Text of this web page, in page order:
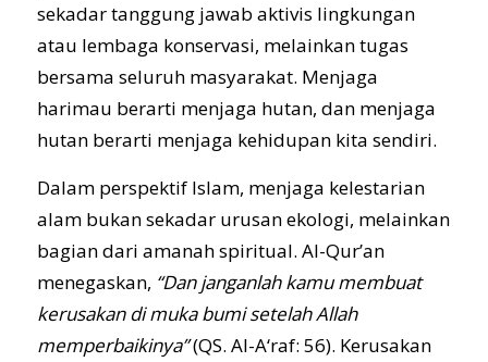
sekadar tanggung jawab aktivis lingkungan
atau lembaga konservasi, melainkan tugas
bersama seluruh masyarakat. Menjaga
harimau berarti menjaga hutan, dan menjaga
hutan berarti menjaga kehidupan kita sendiri.
Dalam perspektif Islam, menjaga kelestarian
alam bukan sekadar urusan ekologi, melainkan
bagian dari amanah spiritual. Al-Qur’an
menegaskan, “Dan janganlah kamu membuat
kerusakan di muka bumi setelah Allah
memperbaikinya”(QS. Al-A‘raf: 56). Kerusakan